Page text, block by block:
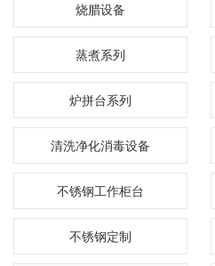
烧腊设备
蒸煮系列
炉拼台系列
清洗净化消毒设备
不锈钢工作柜台
不锈钢定制